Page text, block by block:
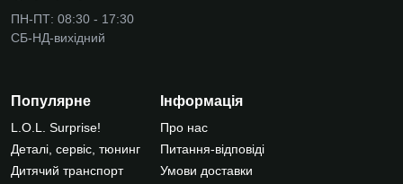
ПН-ПТ: 08:30 - 17:30
СБ-НД-вихідний
Популярне
L.O.L. Surprise!
Деталі, сервіс, тюнинг
Дитячий транспорт
Інформація
Про нас
Питання-відповіді
Умови доставки